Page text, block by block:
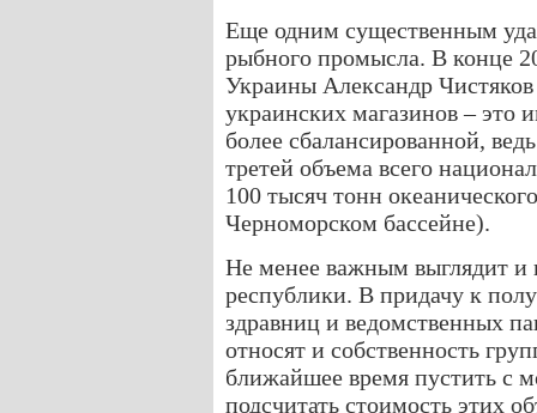
Еще одним существенным
рыбного промысла. В конце
Украины Александр
украинских магазинов – это
более сбалансированной,
третей объема всего
100 тысяч тонн
Черноморском бассейне).
Не менее важным выглядит и
республики. В придачу к
здравниц и ведомственных
относят и собственность
ближайшее время пустить с
подсчитать стоимость этих